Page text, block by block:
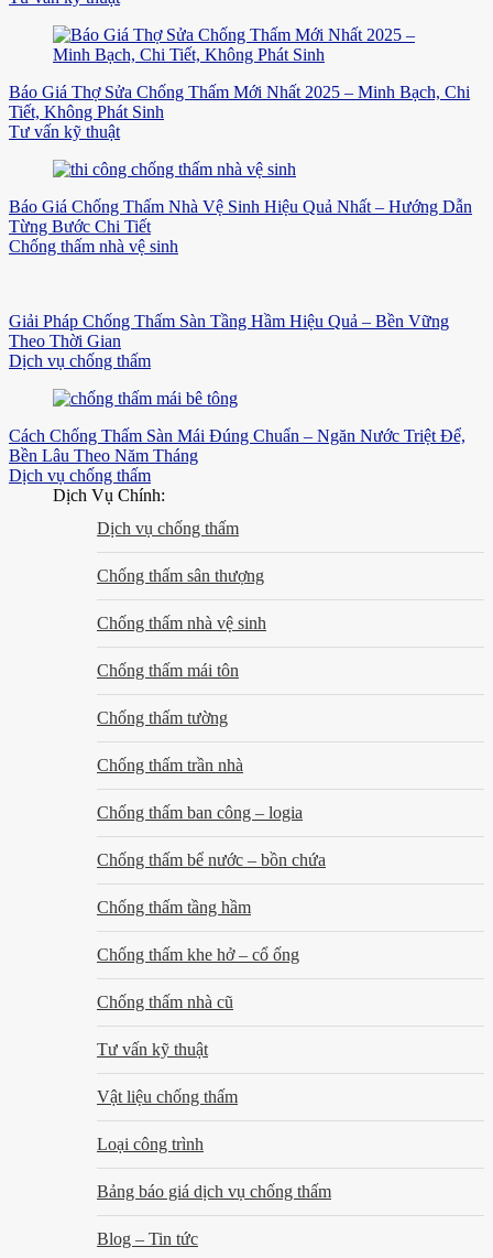
Báo Giá Thợ Sửa Chống Thấm Mới Nhất 2025 – Minh Bạch, Chi
Tiết, Không Phát Sinh
Tư vấn kỹ thuật
Báo Giá Chống Thấm Nhà Vệ Sinh Hiệu Quả Nhất – Hướng Dẫn
Từng Bước Chi Tiết
Chống thấm nhà vệ sinh
Giải Pháp Chống Thấm Sàn Tầng Hầm Hiệu Quả – Bền Vững
Theo Thời Gian
Dịch vụ chống thấm
Cách Chống Thấm Sàn Mái Đúng Chuẩn – Ngăn Nước Triệt Để,
Bền Lâu Theo Năm Tháng
Dịch vụ chống thấm
Dịch Vụ Chính:
Dịch vụ chống thấm
Chống thấm sân thượng
Chống thấm nhà vệ sinh
Chống thấm mái tôn
Chống thấm tường
Chống thấm trần nhà
Chống thấm ban công – logia
Chống thấm bể nước – bồn chứa
Chống thấm tầng hầm
Chống thấm khe hở – cổ ống
Chống thấm nhà cũ
Tư vấn kỹ thuật
Vật liệu chống thấm
Loại công trình
Bảng báo giá dịch vụ chống thấm
Blog – Tin tức